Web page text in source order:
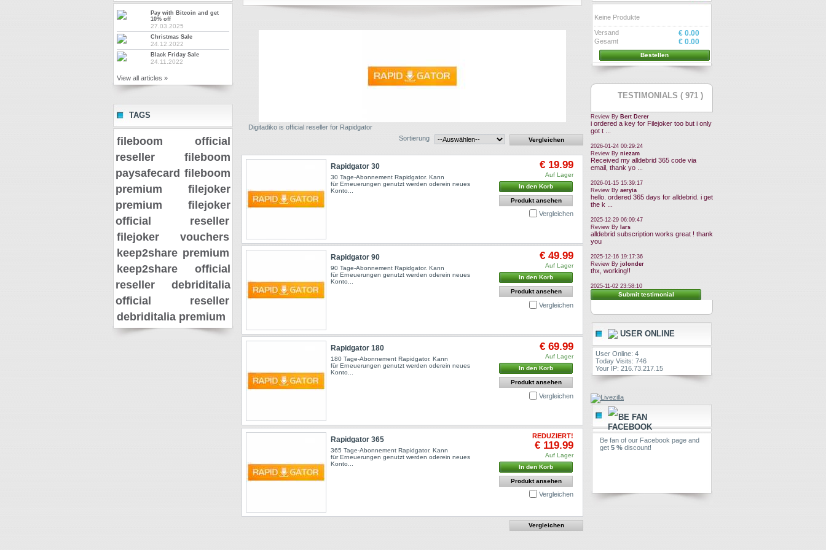
Pay with Bitcoin and get
10% off
27.03.2025
Christmas Sale
24.12.2022
Black Friday Sale
24.11.2022
View all articles »
TAGS
fileboom official
reseller
fileboom
paysafecard fileboom
premium
filejoker
premium
filejoker
official reseller
filejoker vouchers
keep2share premium
keep2share official
reseller
debriditalia
official reseller
debriditalia premium
Digitadiko is official reseller for Rapidgator
Sortierung
Rapidgator 30
30 Tage-Abonnement Rapidgator. Kann
für Erneuerungen genutzt werden oderein neues
Konto...
€ 19.99
Auf Lager
In den Korb
Produkt ansehen
Vergleichen
Rapidgator 90
90 Tage-Abonnement Rapidgator. Kann
für Erneuerungen genutzt werden oderein neues
Konto...
€ 49.99
Auf Lager
In den Korb
Produkt ansehen
Vergleichen
Rapidgator 180
180 Tage-Abonnement Rapidgator. Kann
für Erneuerungen genutzt werden oderein neues
Konto...
€ 69.99
Auf Lager
In den Korb
Produkt ansehen
Vergleichen
Rapidgator 365
365 Tage-Abonnement Rapidgator. Kann
für Erneuerungen genutzt werden oderein neues
Konto...
REDUZIERT!
€ 119.99
Auf Lager
In den Korb
Produkt ansehen
Vergleichen
Keine Produkte
Versand € 0.00
Gesamt € 0.00
Bestellen
TESTIMONIALS ( 971 )
Review By Bert Derer
i ordered a key for Filejoker too but i only
got t ...
2026-01-24 00:29:24
Review By niezam
Received my alldebrid 365 code via
email, thank yo ...
2026-01-15 15:39:17
Review By aeryia
hello. ordered 365 days for alldebrid. i get
the k ...
2025-12-29 06:09:47
Review By lars
alldebrid subscription works great ! thank
you
2025-12-16 19:17:36
Review By jolonder
thx, working!!
2025-11-02 23:58:10
Submit testimonial
USER ONLINE
User Online: 4
Today Visits: 746
Your IP: 216.73.217.15
BE FAN
Be fan of our Facebook page and
get 5 %discount!